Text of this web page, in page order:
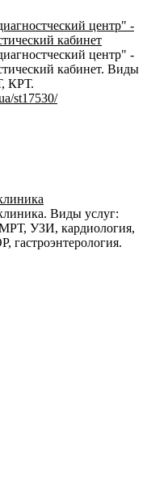
центр" -
кабинет
центр" -
кабинет. Виды
КРТ.
st17530/
Виды услуг:
УЗИ, кардиология,
гастроэнтерология.